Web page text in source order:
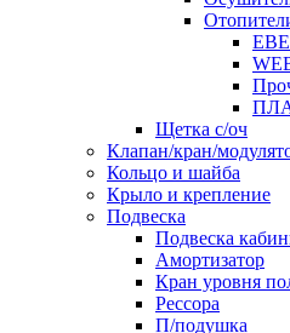
Щетка с/оч
Клапан/кран/
Кольцо и шайба
Крыло и крепление
Подвеска
Подвеска
Амортизатор
Кран уровня
Рессора
П/подушка